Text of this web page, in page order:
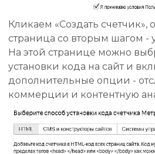
Кликаем «Создать счетчик»,
страница со вторым шагом -
На этой странице можно
установки кода на сайт и
дополнительные опции -
коммерции и контентную